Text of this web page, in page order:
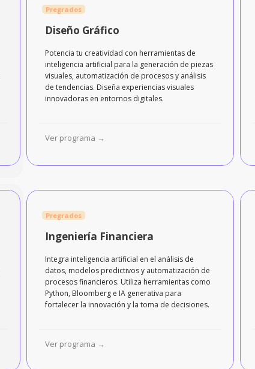
Pregrados
Diseño Gráfico
Potencia tu creatividad con herramientas de
inteligencia artificial para la generación de piezas
visuales, automatización de procesos y análisis
de tendencias. Diseña experiencias visuales
innovadoras en entornos digitales.
Ver programa →
Pregrados
Ingeniería Financiera
Integra inteligencia artificial en el análisis de
datos, modelos predictivos y automatización de
procesos financieros. Utiliza herramientas como
Python, Bloomberg e IA generativa para
fortalecer la innovación y la toma de decisiones.
Ver programa →